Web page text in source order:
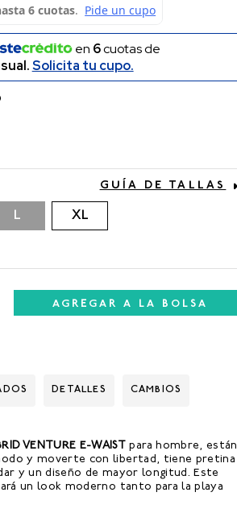
en 6cuotas de
Solicita tu cupo.
L XL
GUÍA DE TALLAS
AGREGAR A LA BOLSA
DETALLES CAMBIOS
VENTURE E-WAIST
para hombre, están
y moverte con libertad, tiene pretina
y un diseño de mayor longitud. Este
un look moderno tanto para la playa